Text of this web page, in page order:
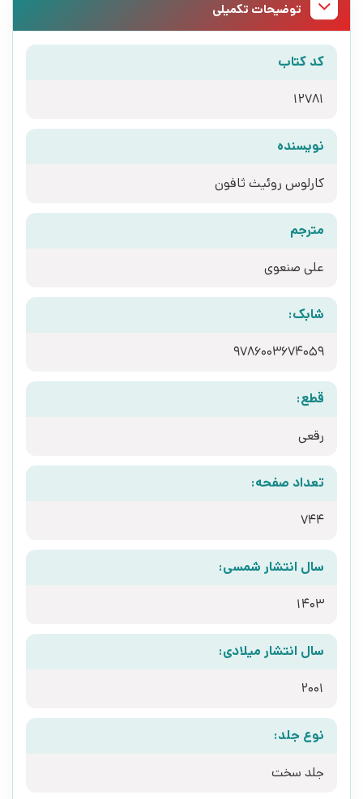
توضیحات تکمیلی
کد کتاب
12781
نویسنده
کارلوس روئیث ثافون
مترجم
علی صنعوی
شابک:
9786003674059
قطع:
رقعی
تعداد صفحه:
744
سال انتشار شمسی:
1403
سال انتشار میلادی:
2001
نوع جلد:
جلد سخت